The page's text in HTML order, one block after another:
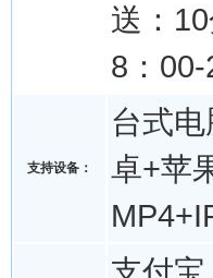
送：
8：00-
支持设备：
台式
卓+苹